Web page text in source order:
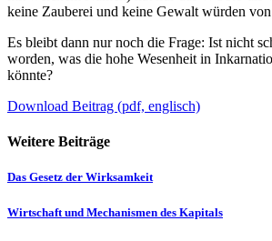
keine Zauberei und keine Gewalt würden
Es bleibt dann nur noch die Frage: Ist nicht
worden, was die hohe Wesenheit in
könnte?
Download Beitrag (pdf, englisch)
Weitere Beiträge
Das Gesetz der Wirksamkeit
Wirtschaft und Mechanismen des Kapitals